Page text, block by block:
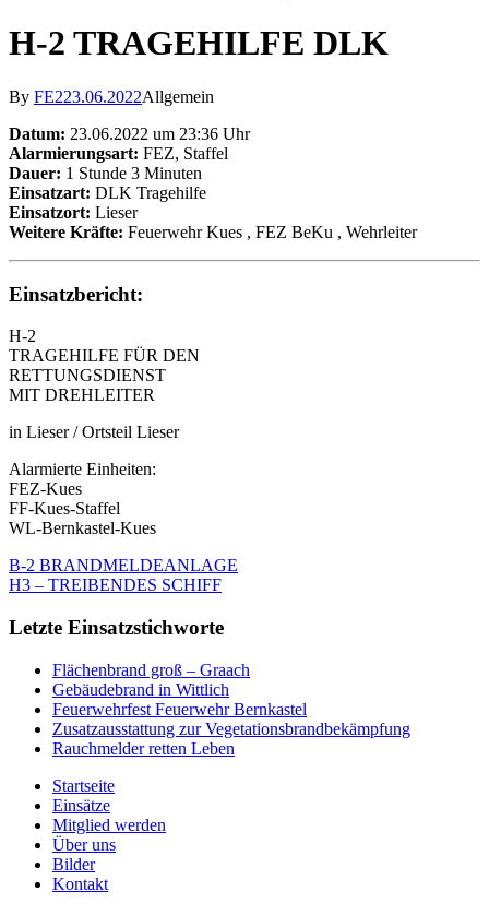
H-2 TRAGEHILFE DLK
By FE223.06.2022Allgemein
Datum: 23.06.2022 um 23:36 Uhr
Alarmierungsart: FEZ, Staffel
Dauer: 1 Stunde 3 Minuten
Einsatzart: DLK Tragehilfe
Einsatzort: Lieser
Weitere Kräfte: Feuerwehr Kues , FEZ BeKu , Wehrleiter
Einsatzbericht:
H-2
TRAGEHILFE FÜR DEN
RETTUNGSDIENST
MIT DREHLEITER
in Lieser / Ortsteil Lieser
Alarmierte Einheiten:
FEZ-Kues
FF-Kues-Staffel
WL-Bernkastel-Kues
B-2 BRANDMELDEANLAGE
H3 – TREIBENDES SCHIFF
Letzte Einsatzstichworte
Flächenbrand groß – Graach
Gebäudebrand in Wittlich
Feuerwehrfest Feuerwehr Bernkastel
Zusatzausstattung zur Vegetationsbrandbekämpfung
Rauchmelder retten Leben
Startseite
Einsätze
Mitglied werden
Über uns
Bilder
Kontakt